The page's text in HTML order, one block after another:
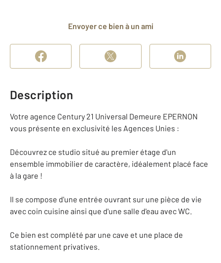
Envoyer ce bien à un ami
Description
Votre agence Century 21 Universal Demeure EPERNON
vous présente en exclusivité les Agences Unies :
Découvrez ce studio situé au premier étage d'un
ensemble immobilier de caractère, idéalement placé face
à la gare !
Il se compose d'une entrée ouvrant sur une pièce de vie
avec coin cuisine ainsi que d'une salle d'eau avec WC.
Ce bien est complété par une cave et une place de
stationnement privatives.